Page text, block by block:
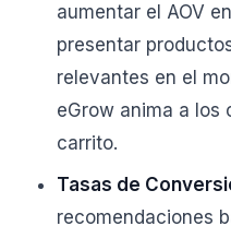
aumentar el AOV
presentar
relevantes en el
eGrow anima a los
carrito.
Tasas de
recomendaciones